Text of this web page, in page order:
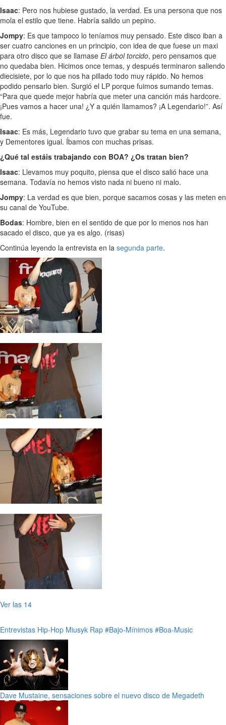
Isaac: Pero nos hubiese gustado, la verdad. Es una persona que nos
mola el estilo que tiene. Habría salido un pepino.
Jompy: Es que tampoco lo teníamos muy pensado. Este disco iban a
ser cuatro canciones en un principio, con idea de que fuese un maxi
para otro disco que se llamase El árbol torcido, pero pensamos que
no quedaba bien. Hicimos once temas, y después terminaron saliendo
diecisiete, por lo que nos ha pillado todo muy rápido. No hemos
podido pensarlo bien. Surgió el LP porque fuimos sumando temas.
“Para que quede mejor habría que meter una canción más hardcore.
¡Pues vamos a hacer una! ¿Y a quién llamamos? ¡A Legendario!”. Así
fue.
Isaac: Es más, Legendario tuvo que grabar su tema en una semana,
y Dementores igual. Íbamos con muchas prisas.
¿Qué tal estáis trabajando con BOA? ¿Os tratan bien?
Isaac: Llevamos muy poquito, piensa que el disco salió hace una
semana. Todavía no hemos visto nada ni bueno ni malo.
Jompy: La verdad es que bien, porque sacamos cosas y las meten en
su canal de YouTube.
Bodas: Hombre, bien en el sentido de que por lo menos nos han
sacado el disco, que ya es algo. (risas)
Continúa leyendo la entrevista en la segunda parte.
Ver las 14
Entrevistas Hip-Hop Miusyk Rap #Bajo-Mínimos #Boa-Music
Dave Mustaine, sensaciones sobre el nuevo disco de Megadeth